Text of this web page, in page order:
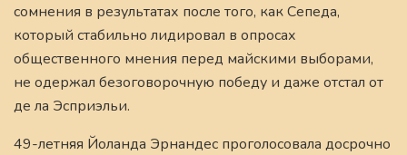
сомнения в результатах после того, как Сепеда,
который стабильно лидировал в опросах
общественного мнения перед майскими выборами,
не одержал безоговорочную победу и даже отстал от
де ла Эсприэльи.
49-летняя Йоланда Эрнандес проголосовала досрочно